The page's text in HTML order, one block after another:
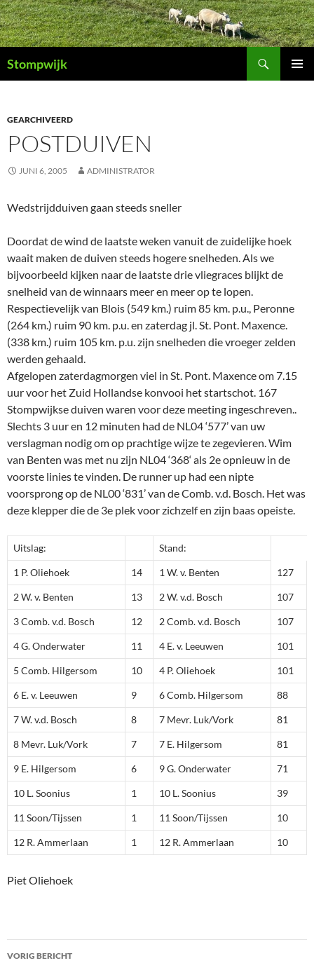
Ga
naar
de
inhoud
Stompwijk
GEARCHIVEERD
POSTDUIVEN
JUNI 6, 2005 ADMINISTRATOR
Wedstrijdduiven gaan steeds sneller
Doordat de wind de laatste weken vanuit de zuidelijke hoek
waait maken de duiven steeds hogere snelheden. Als we
bijvoorbeeld kijken naar de laatste drie vliegraces blijkt de
snelheid van de winnaars meer en meer op te lopen.
Respectievelijk van Blois (549 km.) ruim 85 km. p.u., Peronne
(264 km.) ruim 90 km. p.u. en zaterdag jl. St. Pont. Maxence.
(338 km.) ruim 105 km. p.u. zijn snelheden die vroeger zelden
werden gehaald.
Afgelopen zaterdagmorgen viel in St. Pont. Maxence om 7.15
uur voor het Zuid Hollandse konvooi het startschot. 167
Stompwijkse duiven waren voor deze meeting ingeschreven..
Slechts 3 uur en 12 minuten had de NL04 ‘577’ van uw
verslagman nodig om op prachtige wijze te zegevieren. Wim
van Benten was met nu zijn NL04 ‘368‘ als 2e opnieuw in de
voorste linies te vinden. De runner up had een nipte
voorsprong op de NL00 ‘831’ van de Comb. v.d. Bosch. Het was
deze klepper die de 3e plek voor zichzelf en zijn baas opeiste.
Uitslag: Stand:
1 P. Oliehoek 14 1 W. v. Benten 127
2 W. v. Benten 13 2 W. v.d. Bosch 107
3 Comb. v.d. Bosch 12 2 Comb. v.d. Bosch 107
4 G. Onderwater 11 4 E. v. Leeuwen 101
5 Comb. Hilgersom 10 4 P. Oliehoek 101
6 E. v. Leeuwen 9 6 Comb. Hilgersom 88
7 W. v.d. Bosch 8 7 Mevr. Luk/Vork 81
8 Mevr. Luk/Vork 7 7 E. Hilgersom 81
9 E. Hilgersom 6 9 G. Onderwater 71
10 L. Soonius 1 10 L. Soonius 39
11 Soon/Tijssen 1 11 Soon/Tijssen 10
12 R. Ammerlaan 1 12 R. Ammerlaan 10
Piet Oliehoek
Bericht
VORIG BERICHT